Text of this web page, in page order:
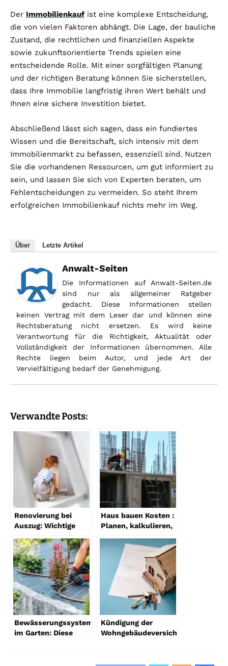
Der Immobilienkaufist eine komplexe Entscheidung,
die von vielen Faktoren abhängt. Die Lage, der bauliche
Zustand, die rechtlichen und finanziellen Aspekte
sowie zukunftsorientierte Trends spielen eine
entscheidende Rolle. Mit einer sorgfältigen Planung
und der richtigen Beratung können Sie sicherstellen,
dass Ihre Immobilie langfristig ihren Wert behält und
Ihnen eine sichere Investition bietet.
Abschließend lässt sich sagen, dass ein fundiertes
Wissen und die Bereitschaft, sich intensiv mit dem
Immobilienmarkt zu befassen, essenziell sind. Nutzen
Sie die vorhandenen Ressourcen, um gut informiert zu
sein, und lassen Sie sich von Experten beraten, um
Fehlentscheidungen zu vermeiden. So steht Ihrem
erfolgreichen Immobilienkauf nichts mehr im Weg.
Über Letzte Artikel
Anwalt-Seiten
Die Informationen auf Anwalt-Seiten.de
sind nur als allgemeiner Ratgeber
gedacht. Diese Informationen stellen
keinen Vertrag mit dem Leser dar und können eine
Rechtsberatung nicht ersetzen. Es wird keine
Verantwortung für die Richtigkeit, Aktualität oder
Vollständigkeit der Informationen übernommen. Alle
Rechte liegen beim Autor, und jede Art der
Vervielfältigung bedarf der Genehmigung.
Verwandte Posts:
Renovierung bei
Auszug: Wichtige
Gesetze
Haus bauen Kosten :
Planen, kalkulieren,
Bewässerungssystem
im Garten: Diese
Kündigung der
Wohngebäudeversicherung
Was Sie rechtlich